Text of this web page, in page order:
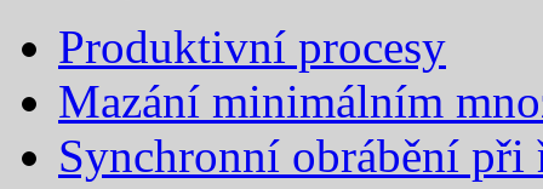
Produktivní procesy
Mazání minimálním
Synchronní obrábění při